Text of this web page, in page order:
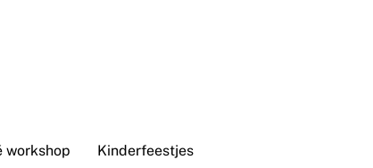
workshop Kinderfeestjes